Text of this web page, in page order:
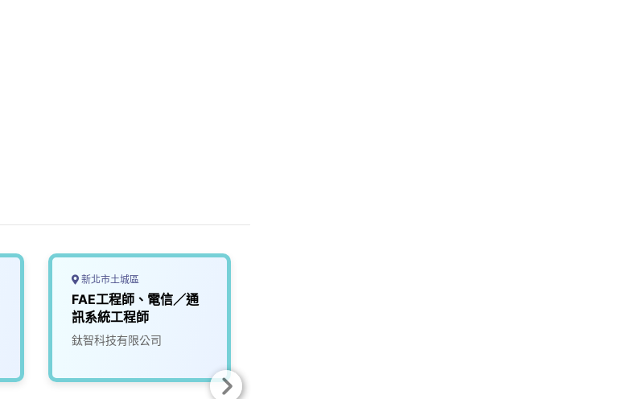
新北市土城區
FAE工程師、電信／通
訊系統工程師
鈦智科技有限公司